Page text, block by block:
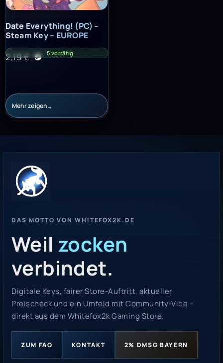
Date Everything! (PC) – Steam Key – EUROPE
Date Everything! (PC) –
Steam Key – EUROPE
2,19€ 5 vorrätig
Mehr zeigen…
DAS MOTTO VON WHITEFOX2K.DE
Weil zocken
verbindet.
Digitale Keys, fairer Store-Auftritt, aktueller
Preischeck und ein Umfeld mit Community-Vibe –
direkt aus dem Whitefox2k Gaming Store.
ZUM FAQ KONTAKT 2% DMSG BAYERN